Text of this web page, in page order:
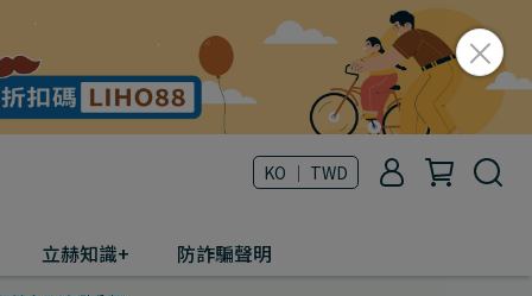
KO ｜ TWD
立赫知識+ 防詐騙聲明